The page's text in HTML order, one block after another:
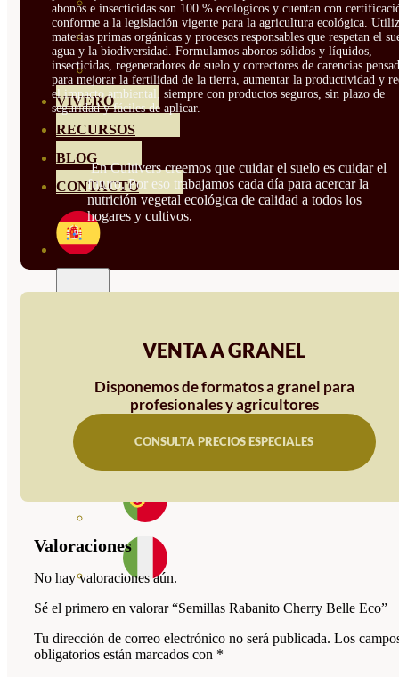
ROSALES
GERANIOS
VIVERO
RECURSOS
BLOG
CONTACTO
abonos e insecticidas son 100 % ecológicos y cuentan con
conforme a la legislación vigente para la agricultura ecológica.
materias primas orgánicas y procesos responsables que respetan el
agua y la biodiversidad. Formulamos abonos sólidos y líquidos,
insecticidas, regeneradores de suelo y correctores de carencias
para mejorar la fertilidad de la tierra, aumentar la productividad y
el impacto ambiental, siempre con productos seguros, sin plazo de
seguridad y fáciles de aplicar.
En Cultivers creemos que cuidar el suelo es cuidar el
futuro. Por eso trabajamos cada día para acercar la
nutrición vegetal ecológica de calidad a todos los
hogares y cultivos.
VENTA A GRANEL
Disponemos de formatos a granel para
profesionales y agricultores
CONSULTA PRECIOS ESPECIALES
Valoraciones
No hay valoraciones aún.
Sé el primero en valorar “Semillas Rabanito Cherry Belle Eco”
Tu dirección de correo electrónico no será publicada. Los
obligatorios están marcados con *